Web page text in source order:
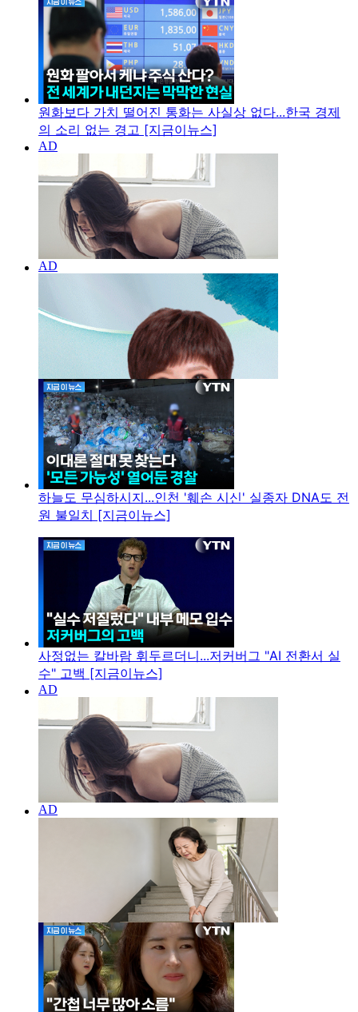
원화보다 가치 떨어진 통화는 사실상 없다...한국 경제
의 소리 없는 경고 [지금이뉴스]
하늘도 무심하시지...인천 '훼손 시신' 실종자 DNA도 전
원 불일치 [지금이뉴스]
사정없는 칼바람 휘두르더니...저커버그 "AI 전환서 실
수" 고백 [지금이뉴스]